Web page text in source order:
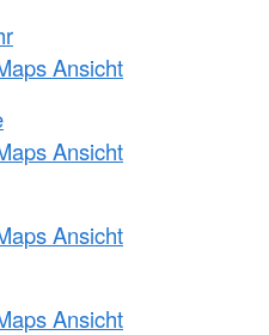
Ansicht
Ansicht
Ansicht
Ansicht